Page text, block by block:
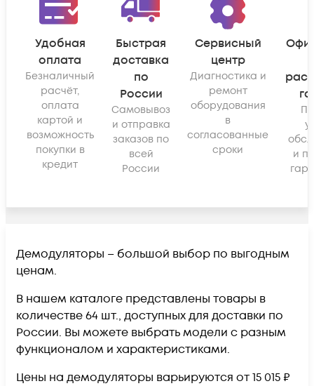
Удобная
оплата
Безналичный
расчёт,
оплата
картой и
возможность
покупки в
кредит
Быстрая
доставка
по
России
Самовывоз
и отправка
заказов по
всей
России
Сервисный
центр
Диагностика и
ремонт
оборудования
в
согласованные
сроки
и
Демодуляторы – большой выбор по выгодным
ценам.
В нашем каталоге представлены товары в
количестве 64 шт., доступных для доставки по
России. Вы можете выбрать модели с разным
функционалом и характеристиками.
Цены на демодуляторы варьируются от 15 015 ₽